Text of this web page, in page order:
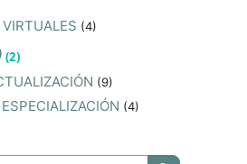
(4)
(2)
(9)
(4)